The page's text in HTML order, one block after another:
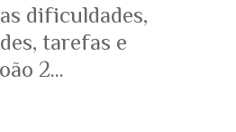
dificuldades,
tarefas e
2...